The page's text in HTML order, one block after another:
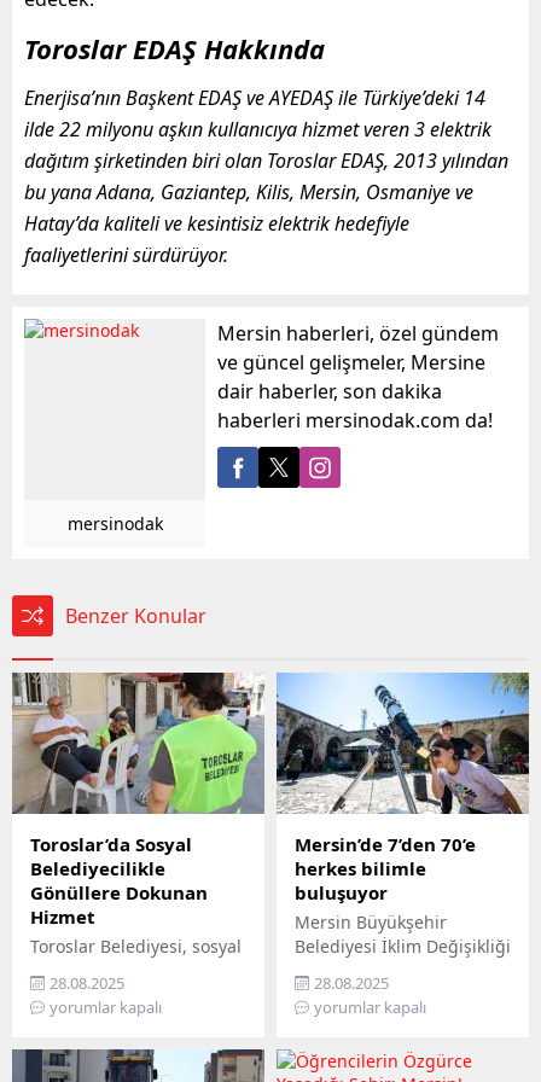
Toroslar EDAŞ Hakkında
Enerjisa’nın Başkent EDAŞ ve AYEDAŞ ile Türkiye’deki 14
ilde 22 milyonu aşkın kullanıcıya hizmet veren 3 elektrik
dağıtım şirketinden biri olan Toroslar EDAŞ, 2013 yılından
bu yana Adana, Gaziantep, Kilis, Mersin, Osmaniye ve
Hatay’da kaliteli ve kesintisiz elektrik hedefiyle
faaliyetlerini sürdürüyor.
mersinodak
Mersin haberleri, özel gündem
ve güncel gelişmeler, Mersine
dair haberler, son dakika
haberleri mersinodak.com da!
Benzer Konular
Toroslar’da Sosyal
Belediyecilikle
Gönüllere Dokunan
Hizmet
Toroslar Belediyesi, sosyal
belediyecilik anlayışıyla
vatandaşların gönüllerine
dokunmaya devam ediyor.
vatandaşlar, özel
28.08.2025
yorumlar kapalı
Mersin’de 7’den 70’e
herkes bilimle
buluşuyor
Mersin Büyükşehir
Belediyesi İklim Değişikliği
ve Sıfır Atık Dairesi
Başkanlığı, Mercan 100.
Yıl İklim ve Çevre Bilim
edemeyenler için bilimi
28.08.2025
yorumlar kapalı